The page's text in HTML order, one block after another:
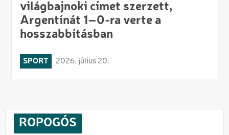
világbajnoki címet szerzett,
Argentínát 1–0-ra verte a
hosszabbításban
SPORT 2026. július 20.
ROPOGÓS